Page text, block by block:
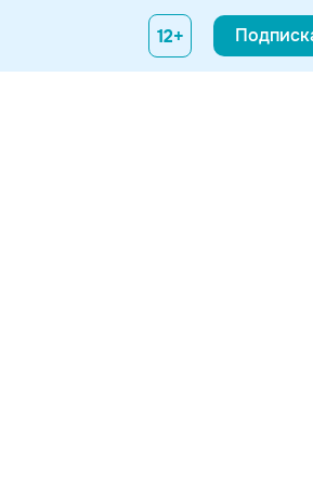
12+
из Франкфурта-на-Майне; в их